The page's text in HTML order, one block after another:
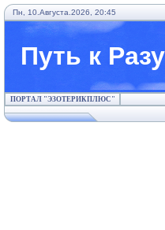
Пн, 10.Августа.2026, 20:45
Путь к
ПОРТАЛ "ЭЗОТЕРИКПЛЮС"